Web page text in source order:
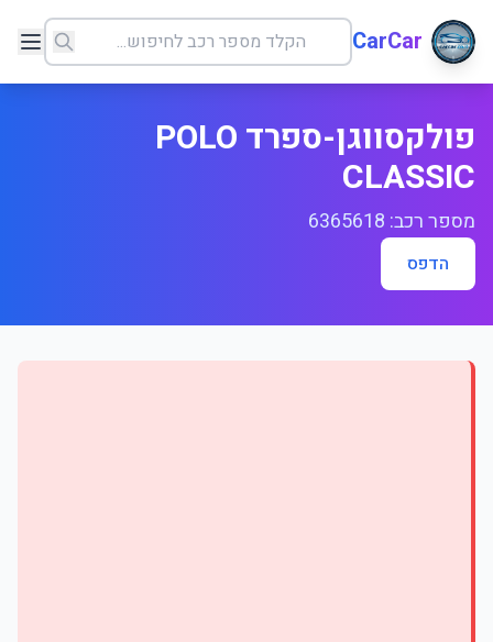
CarCar
פולקסווגן-ספרד POLO
CLASSIC
מספר רכב: 6365618
הדפס